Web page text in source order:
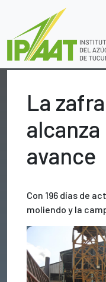
La
alcanza
avance
Con 196 días de
moliendo y la